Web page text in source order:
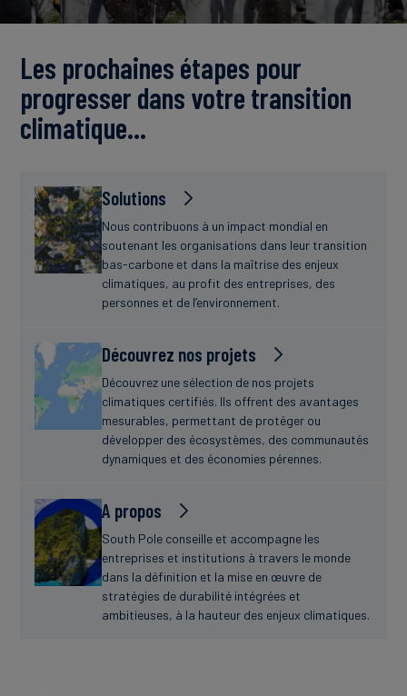
Les prochaines étapes pour
progresser dans votre transition
climatique…
Solutions
Nous contribuons à un impact mondial en
soutenant les organisations dans leur transition
bas-carbone et dans la maîtrise des enjeux
climatiques, au profit des entreprises, des
personnes et de l’environnement.
Découvrez nos projets
Découvrez une sélection de nos projets
climatiques certifiés. Ils offrent des avantages
mesurables, permettant de protéger ou
développer des écosystèmes, des communautés
dynamiques et des économies pérennes.
A propos
South Pole conseille et accompagne les
entreprises et institutions à travers le monde
dans la définition et la mise en œuvre de
stratégies de durabilité intégrées et
ambitieuses, à la hauteur des enjeux climatiques.